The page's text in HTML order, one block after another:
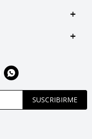
SUSCRIBIRME
